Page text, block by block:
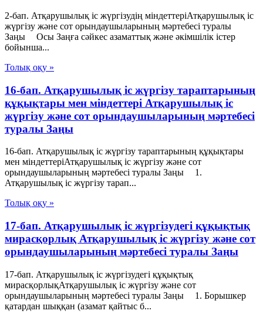
2-бап. Атқарушылық iс жүргiзудің мiндеттерiАтқарушылық iс
жүргiзу және сот орындаушыларының мәртебесi туралы
Заңы Осы Заңға сәйкес азаматтық және әкiмшiлiк iстер
бойынша...
Толық оқу »
16-бап. Атқарушылық iс жүргiзу тараптарының
құқықтары мен мiндеттерi Атқарушылық iс
жүргiзу және сот орындаушыларының мәртебесi
туралы Заңы
16-бап. Атқарушылық iс жүргiзу тараптарының құқықтары
мен мiндеттерiАтқарушылық iс жүргiзу және сот
орындаушыларының мәртебесi туралы Заңы 1.
Атқарушылық iс жүргiзу тарап...
Толық оқу »
17-бап. Атқарушылық iс жүргiзудегi құқықтық
мирасқорлық Атқарушылық iс жүргiзу және сот
орындаушыларының мәртебесi туралы Заңы
17-бап. Атқарушылық iс жүргiзудегi құқықтық
мирасқорлықАтқарушылық iс жүргiзу және сот
орындаушыларының мәртебесi туралы Заңы 1. Борышкер
қатардан шыққан (азамат қайтыс б...